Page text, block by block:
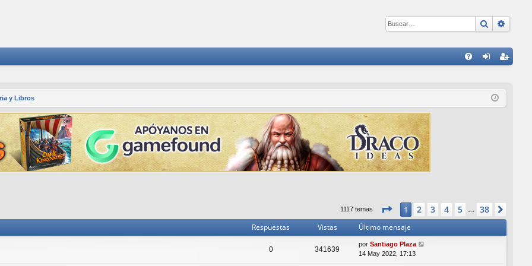
Buscar
ist
y Libros
1117 temas Página de 38
1 2 3 4 5 38
Respuestas Vistas Último mensaje
0 341639
por Santiago Plaza
14 May 2022, 17:13